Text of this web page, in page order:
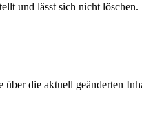
und lässt sich nicht löschen.
über die aktuell geänderten